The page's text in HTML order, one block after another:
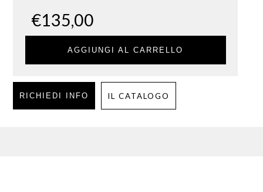
€135,00
AGGIUNGI AL CARRELLO
RICHIEDI INFO IL CATALOGO